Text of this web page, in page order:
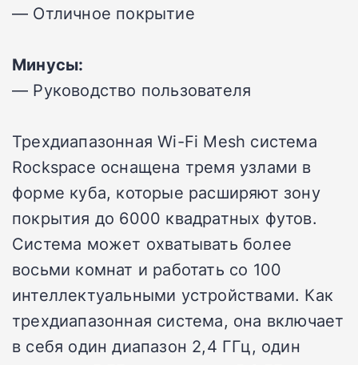
— Отличное покрытие
Минусы:
— Руководство пользователя
Трехдиапазонная Wi-Fi Mesh система
Rockspace оснащена тремя узлами в
форме куба, которые расширяют зону
покрытия до 6000 квадратных футов.
Система может охватывать более
восьми комнат и работать со 100
интеллектуальными устройствами. Как
трехдиапазонная система, она включает
в себя один диапазон 2,4 ГГц, один